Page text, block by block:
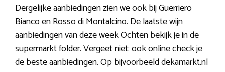
Dergelijke aanbiedingen zien we ook bij Guerriero
Bianco en Rosso di Montalcino. De laatste wijn
aanbiedingen van deze week Ochten bekijk je in de
supermarkt folder. Vergeet niet: ook online check je
de beste aanbiedingen. Op bijvoorbeeld dekamarkt.nl